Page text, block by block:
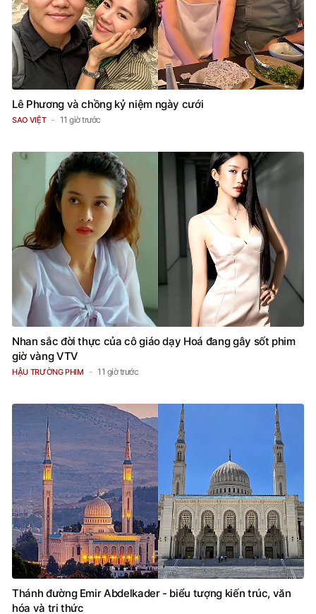
Lê Phương và chồng kỷ niệm ngày cưới
SAO VIỆT 11 giờ trước
Nhan sắc đời thực của cô giáo dạy Hoá đang gây sốt phim
giờ vàng VTV
HẬU TRƯỜNG PHIM 11 giờ trước
Thánh đường Emir Abdelkader - biểu tượng kiến trúc, văn
hóa và tri thức